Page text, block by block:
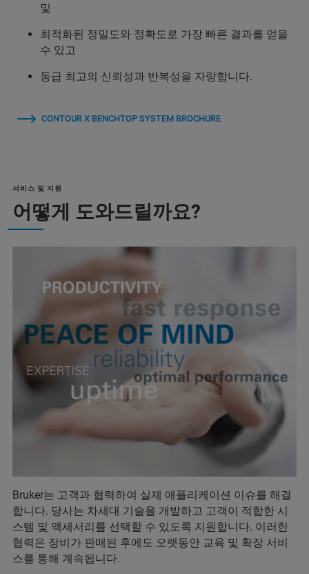
및
최적화된 정밀도와 정확도로 가장 빠른 결과를 얻을
수 있고
동급 최고의 신뢰성과 반복성을 자랑합니다.
CONTOUR X BENCHTOP SYSTEM BROCHURE
서비스 및 지원
어떻게 도와드릴까요?
Bruker는 고객과 협력하여 실제 애플리케이션 이슈를 해결
합니다. 당사는 차세대 기술을 개발하고 고객이 적합한 시
스템 및 액세서리를 선택할 수 있도록 지원합니다. 이러한
협력은 장비가 판매된 후에도 오랫동안 교육 및 확장 서비
스를 통해 계속됩니다.